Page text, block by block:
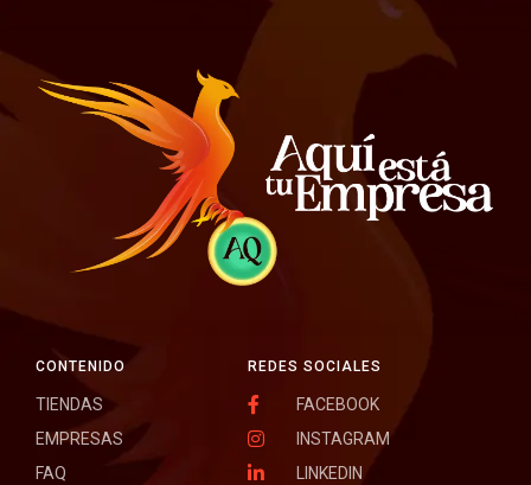
REDES SOCIALES
FACEBOOK
INSTAGRAM
LINKEDIN
CONTENIDO
TIENDAS
EMPRESAS
FAQ